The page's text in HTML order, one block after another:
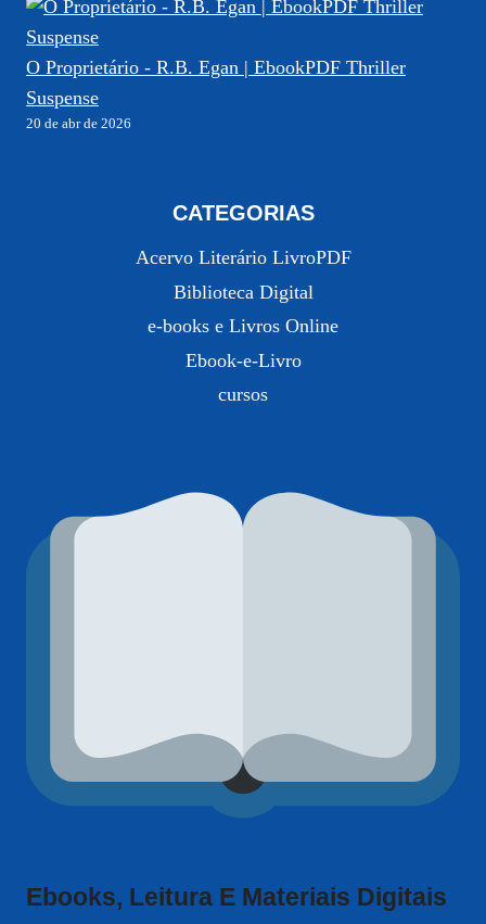
O Proprietário - R.B. Egan | EbookPDF Thriller
Suspense
20 de abr de 2026
CATEGORIAS
Acervo Literário LivroPDF
Biblioteca Digital
e-books e Livros Online
Ebook-e-Livro
cursos
Ebooks, Leitura E Materiais Digitais